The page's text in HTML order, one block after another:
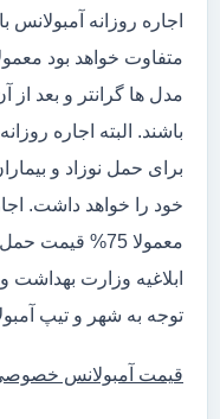
اجاره روزانه آمبولانس
باشند. البته اجاره
برای حمل نوزاد و
خود را خواهد داشت.
معمولا 75%
ابلاغیه وزارت
توجه به شهر و تیپ
قیمت آمبولانس